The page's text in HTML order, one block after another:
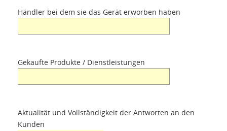
Händler bei dem sie das Gerät erworben haben
Gekaufte Produkte / Dienstleistungen
Aktualität und Vollständigkeit der Antworten an den
Kunden